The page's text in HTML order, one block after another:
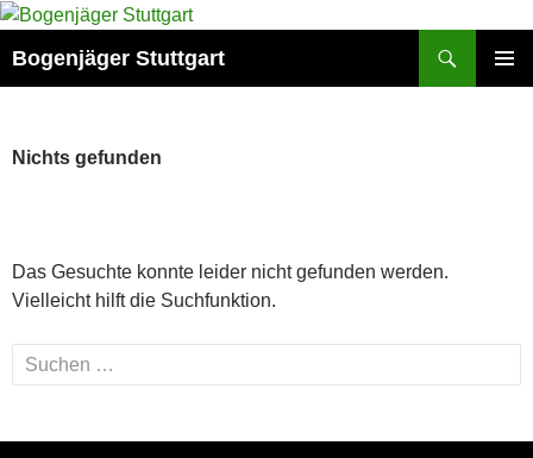
Zum
springen
Bogenjäger Stuttgart
Nichts gefunden
Das Gesuchte konnte leider nicht gefunden werden.
Vielleicht hilft die Suchfunktion.
Suchen
nach: